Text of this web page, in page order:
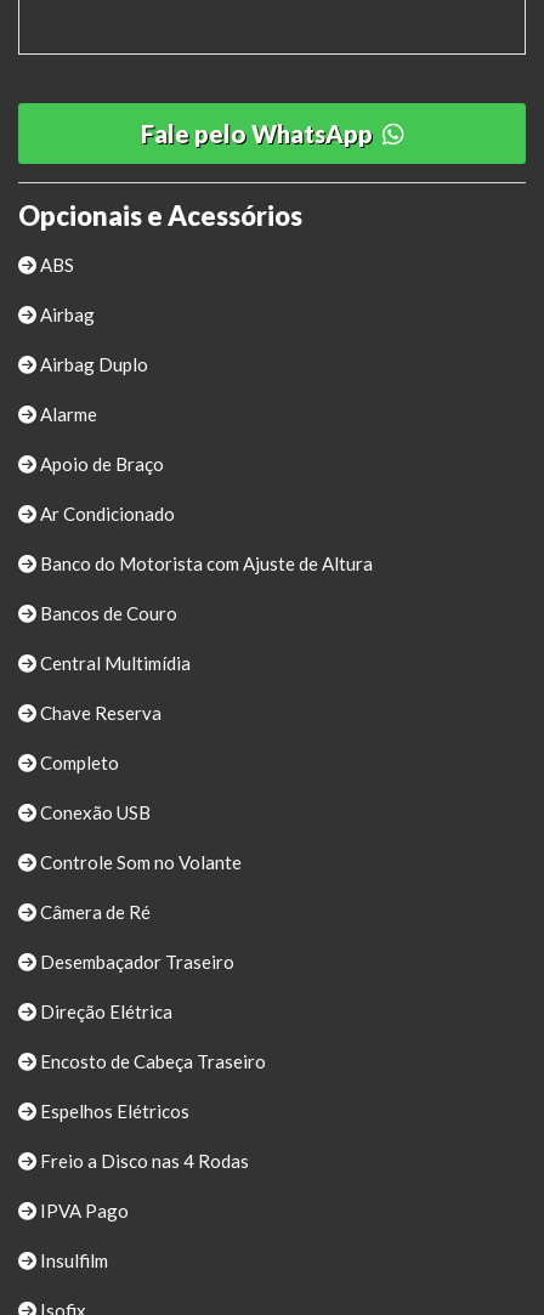
Fale pelo WhatsApp
Opcionais e Acessórios
ABS
Airbag
Airbag Duplo
Alarme
Apoio de Braço
Ar Condicionado
Banco do Motorista com Ajuste de Altura
Bancos de Couro
Central Multimídia
Chave Reserva
Completo
Conexão USB
Controle Som no Volante
Câmera de Ré
Desembaçador Traseiro
Direção Elétrica
Encosto de Cabeça Traseiro
Espelhos Elétricos
Freio a Disco nas 4 Rodas
IPVA Pago
Insulfilm
Isofix